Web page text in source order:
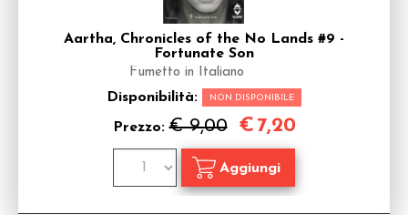
Aartha, Chronicles of the No Lands #9 -
Fortunate Son
Fumetto in Italiano
Disponibilità: NON DISPONIBILE
Prezzo:€ 9,00 € 7,20